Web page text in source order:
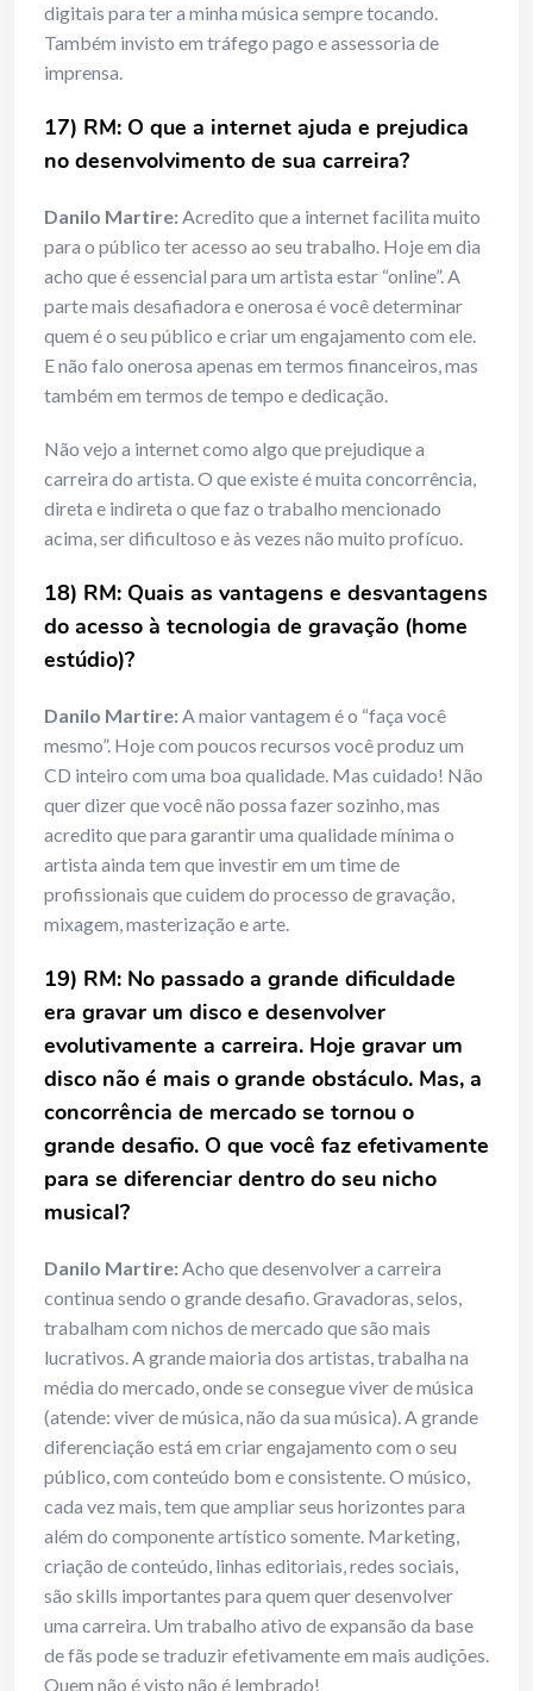
digitais para ter a minha música sempre tocando.
Também invisto em tráfego pago e assessoria de
imprensa.
17) RM: O que a internet ajuda e prejudica
no desenvolvimento de sua carreira?
Danilo Martire:Acredito que a internet facilita muito
para o público ter acesso ao seu trabalho. Hoje em dia
acho que é essencial para um artista estar “online”. A
parte mais desafiadora e onerosa é você determinar
quem é o seu público e criar um engajamento com ele.
E não falo onerosa apenas em termos financeiros, mas
também em termos de tempo e dedicação.
Não vejo a internet como algo que prejudique a
carreira do artista. O que existe é muita concorrência,
direta e indireta o que faz o trabalho mencionado
acima, ser dificultoso e às vezes não muito profícuo.
18) RM: Quais as vantagens e desvantagens
do acesso à tecnologia de gravação (home
estúdio)?
Danilo Martire:A maior vantagem é o “faça você
mesmo”. Hoje com poucos recursos você produz um
CD inteiro com uma boa qualidade. Mas cuidado! Não
quer dizer que você não possa fazer sozinho, mas
acredito que para garantir uma qualidade mínima o
artista ainda tem que investir em um time de
profissionais que cuidem do processo de gravação,
mixagem, masterização e arte.
19) RM: No passado a grande dificuldade
era gravar um disco e desenvolver
evolutivamente a carreira. Hoje gravar um
disco não é mais o grande obstáculo. Mas, a
concorrência de mercado se tornou o
grande desafio. O que você faz efetivamente
para se diferenciar dentro do seu nicho
musical?
Danilo Martire:Acho que desenvolver a carreira
continua sendo o grande desafio. Gravadoras, selos,
trabalham com nichos de mercado que são mais
lucrativos. A grande maioria dos artistas, trabalha na
média do mercado, onde se consegue viver de música
(atende: viver de música, não da sua música). A grande
diferenciação está em criar engajamento com o seu
público, com conteúdo bom e consistente. O músico,
cada vez mais, tem que ampliar seus horizontes para
além do componente artístico somente. Marketing,
criação de conteúdo, linhas editoriais, redes sociais,
são skills importantes para quem quer desenvolver
uma carreira. Um trabalho ativo de expansão da base
de fãs pode se traduzir efetivamente em mais audições.
Quem não é visto não é lembrado!